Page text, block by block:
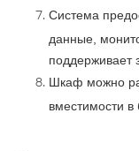
Система
данные,
поддерживает
Шкаф можно
вместимости в